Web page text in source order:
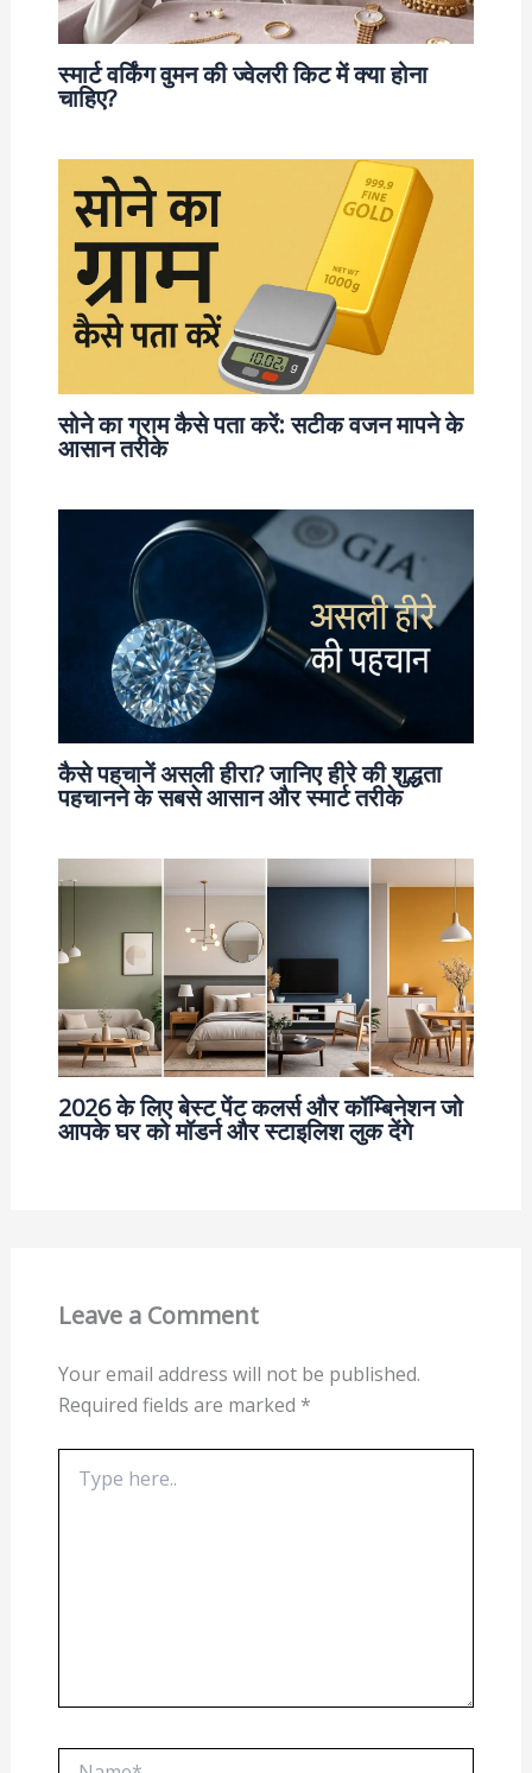
स्मार्ट वर्किंग वुमन की ज्वेलरी किट में क्या होना
चाहिए?
सोने का ग्राम कैसे पता करें: सटीक वजन मापने के
आसान तरीके
कैसे पहचानें असली हीरा? जानिए हीरे की शुद्धता
पहचानने के सबसे आसान और स्मार्ट तरीके
2026 के लिए बेस्ट पेंट कलर्स और कॉम्बिनेशन जो
आपके घर को मॉडर्न और स्टाइलिश लुक देंगे
Leave a Comment
Your email address will not be published.
Required fields are marked *
here..